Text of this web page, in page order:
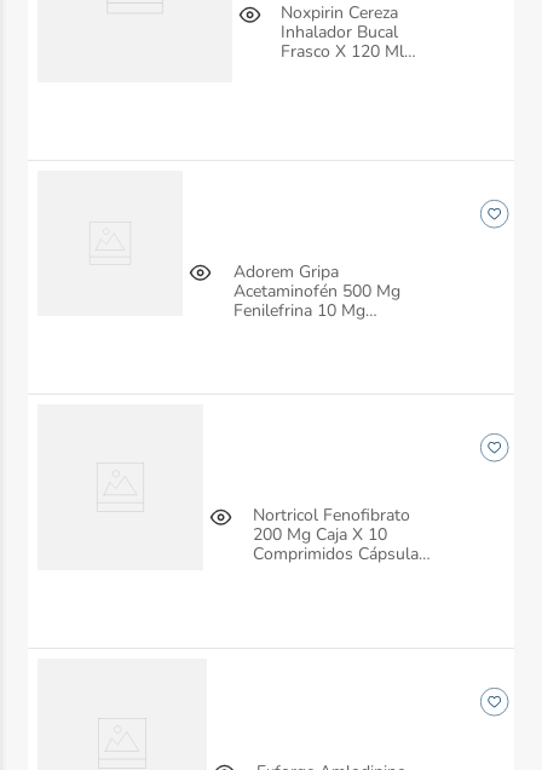
Noxpirin Cereza
Inhalador Bucal
Frasco X 120 Ml
Adorem Gripa
Acetaminofén 500 Mg
Fenilefrina 10 Mg
Nortricol Fenofibrato
200 Mg Caja X 10
Comprimidos Cápsula